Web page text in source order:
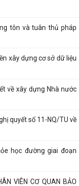
tôn và tuân thủ pháp
xây dựng cơ sở dữ liệu
về xây dựng Nhà nước
quyết số 11-NQ/TU về
học đường giai đoạn
VIÊN CƠ QUAN BẢO